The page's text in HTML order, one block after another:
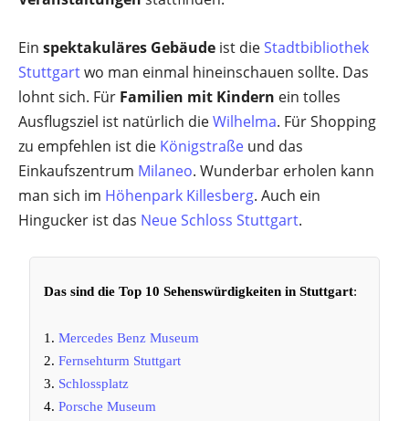
Ein spektakuläres Gebäude ist dieStadtbibliothek
Stuttgartwo man einmal hineinschauen sollte. Das
lohnt sich. Für Familien mit Kindern ein tolles
Ausflugsziel ist natürlich dieWilhelma. Für Shopping
zu empfehlen ist die Königstraße und das
Einkaufszentrum Milaneo. Wunderbar erholen kann
man sich im Höhenpark Killesberg. Auch ein
Hingucker ist das Neue Schloss Stuttgart.
Das sind die Top 10 Sehenswürdigkeiten in Stuttgart:
1.Mercedes Benz Museum
2.Fernsehturm Stuttgart
3. Schlossplatz
4.Porsche Museum